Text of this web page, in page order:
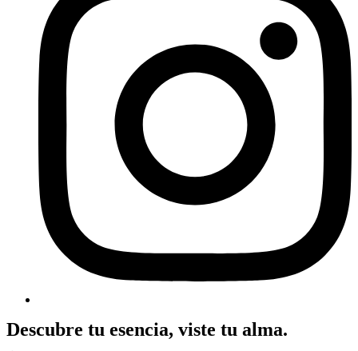
Descubre tu esencia, viste tu alma.